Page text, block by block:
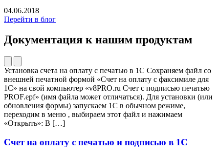
04.06.2018
Перейти в блог
Документация к нашим продуктам
Установка счета на оплату с печатью в 1С Сохраняем файл со
внешней печатной формой «Счет на оплату с факсимиле для
1С» на свой компьютер «v8PRO.ru Счет с подписью печатью
PROF.epf» (имя файла может отличаться). Для установки (или
обновления формы) запускаем 1С в обычном режиме,
переходим в меню , выбираем этот файл и нажимаем
«Открыть»: В […]
Счет на оплату с печатью и подписью в 1С